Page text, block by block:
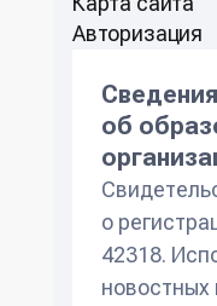
Авторизация
Сведения
об
о
42318.
новостных